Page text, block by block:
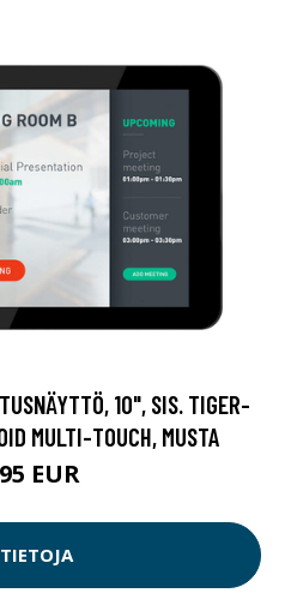
10", SIS. TIGER-
MULTI-TOUCH, MUSTA
EUR